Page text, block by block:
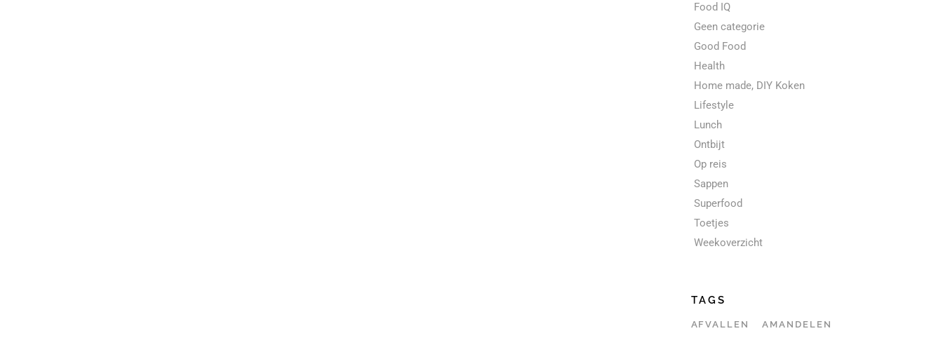
Food IQ
Geen categorie
Good Food
Health
Home made, DIY Koken
Lifestyle
Lunch
Ontbijt
Op reis
Sappen
Superfood
Toetjes
Weekoverzicht
TAGS
AFVALLEN AMANDELEN